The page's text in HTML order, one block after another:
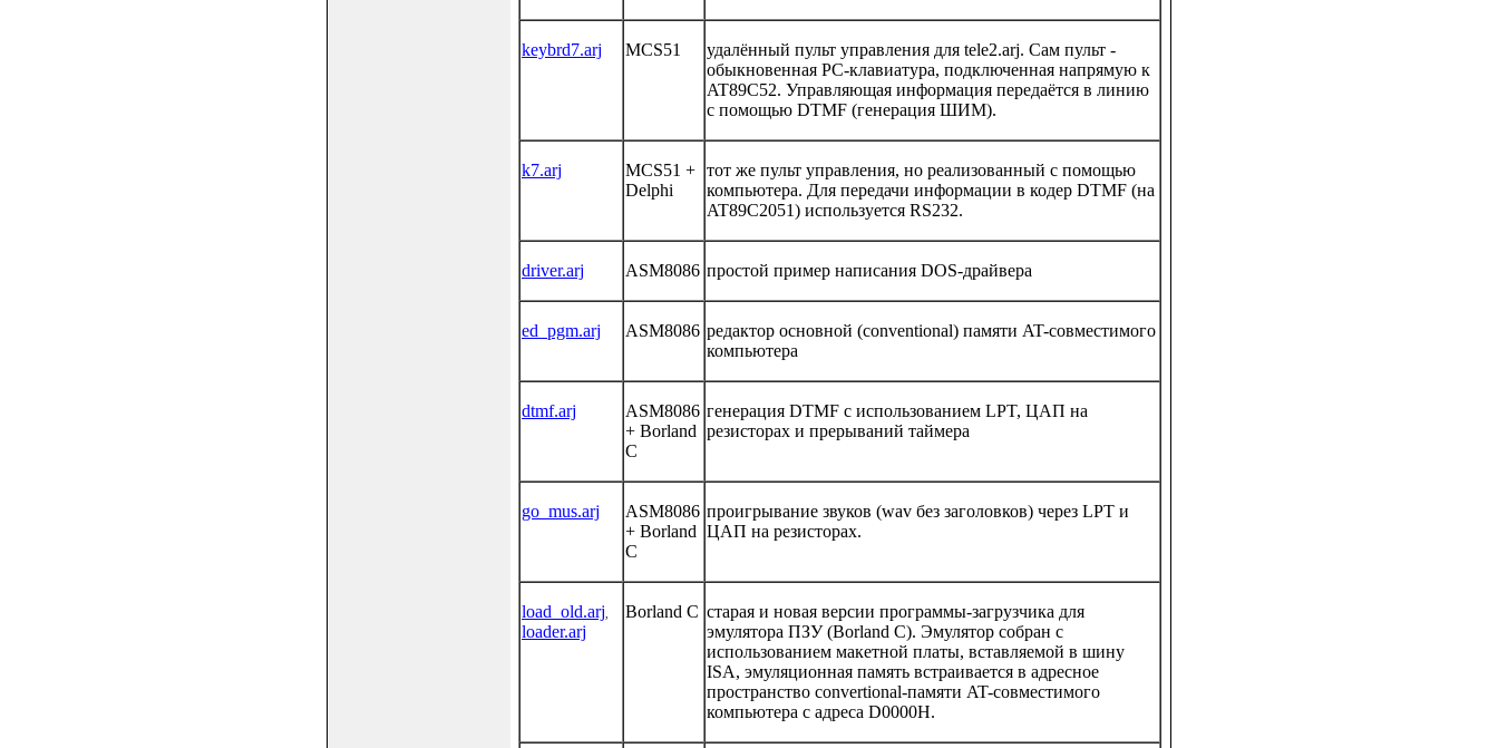
keybrd7.arj MCS51
удалённый пульт управления для tele2.arj. Сам пульт -
обыкновенная PC-клавиатура, подключенная напрямую к
AT89C52. Управляющая информация передаётся в линию
с помощью DTMF (генерация ШИМ).
k7.arj
MCS51 +
Delphi
тот же пульт управления, но реализованный с помощью
компьютера. Для передачи информации в кодер DTMF (на
AT89C2051) используется RS232.
driver.arj ASM8086 простой пример написания DOS-драйвера
ed_pgm.arj ASM8086 редактор основной (conventional) памяти AT-совместимого
компьютера
dtmf.arj
ASM8086
+ Borland
C
генерация DTMF с использованием LPT, ЦАП на
резисторах и прерываний таймера
go_mus.arj
ASM8086
+ Borland
C
проигрывание звуков (wav без заголовков) через LPT и
ЦАП на резисторах.
load_old.arj
loader.arj
Borland C старая и новая версии программы-загрузчика для
эмулятора ПЗУ (Borland C). Эмулятор собран с
использованием макетной платы, вставляемой в шину
ISA, эмуляционная память встраивается в адресное
пространство convertional-памяти AT-совместимого
компьютера с адреса D0000H.